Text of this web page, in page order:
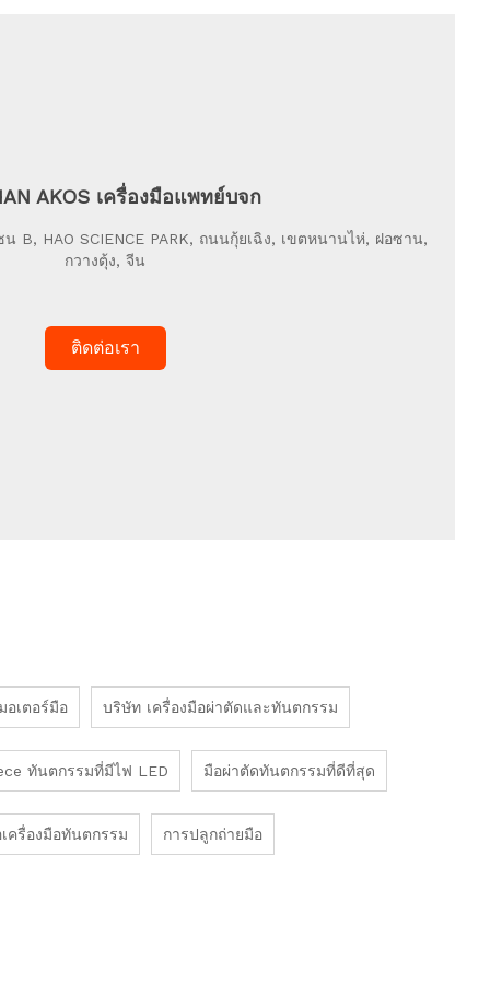
AKOS เครื่องมือแพทย์บจก
B, HAO SCIENCE PARK, ถนนกุ้ยเฉิง, เขตหนานไห่, ฝอซาน,
กวางตุ้ง, จีน
ติดต่อเรา
มอเตอร์มือ บริษัท เครื่องมือผ่าตัดและทันตกรรม
ทันตกรรมที่มีไฟ LED มือผ่าตัดทันตกรรมที่ดีที่สุด
ครื่องมือทันตกรรม การปลูกถ่ายมือ